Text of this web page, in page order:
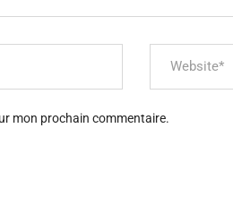
mon prochain commentaire.